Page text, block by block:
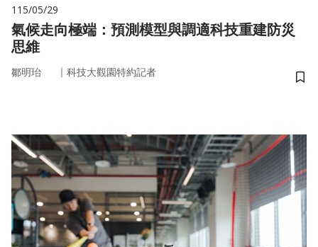
115/05/29
氣候走向極端：預測模型與調適科技重建防災
思維
鄒明珆 ｜ 科技大觀園特約記者
儲